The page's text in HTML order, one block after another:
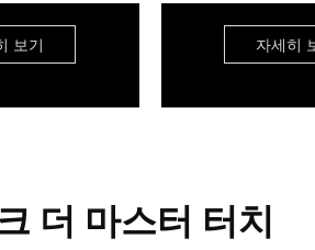
보기 자세히
더 마스터 터치